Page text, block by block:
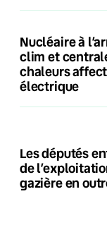
Nucléaire à
clim et
chaleurs
électrique
Les députés
de
gazière en